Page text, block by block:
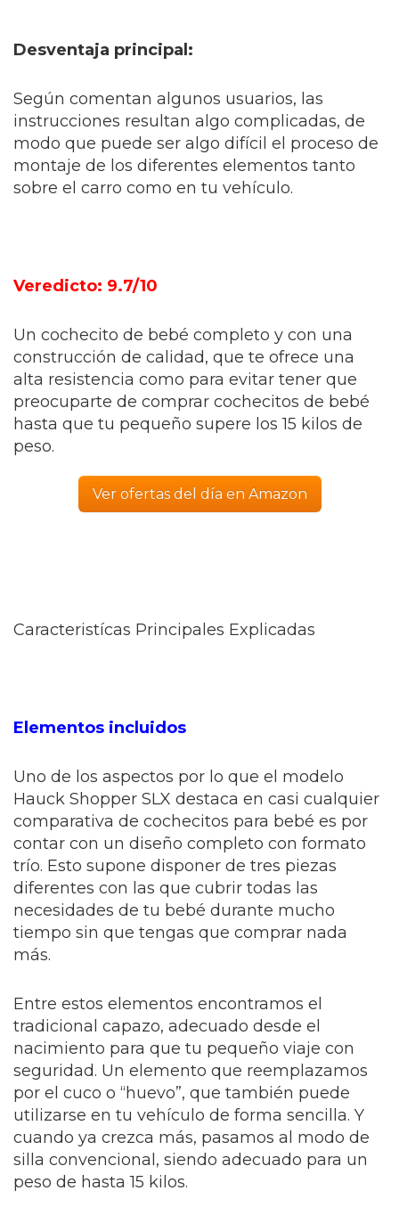
Desventaja principal:
Según comentan algunos usuarios, las
instrucciones resultan algo complicadas, de
modo que puede ser algo difícil el proceso de
montaje de los diferentes elementos tanto
sobre el carro como en tu vehículo.
Veredicto: 9.7/10
Un cochecito de bebé completo y con una
construcción de calidad, que te ofrece una
alta resistencia como para evitar tener que
preocuparte de comprar cochecitos de bebé
hasta que tu pequeño supere los 15 kilos de
peso.
Ver ofertas del día en Amazon
Caracteristícas Principales Explicadas
Elementos incluidos
Uno de los aspectos por lo que el modelo
Hauck Shopper SLX destaca en casi cualquier
comparativa de cochecitos para bebé es por
contar con un diseño completo con formato
trío. Esto supone disponer de tres piezas
diferentes con las que cubrir todas las
necesidades de tu bebé durante mucho
tiempo sin que tengas que comprar nada
más.
Entre estos elementos encontramos el
tradicional capazo, adecuado desde el
nacimiento para que tu pequeño viaje con
seguridad. Un elemento que reemplazamos
por el cuco o “huevo”, que también puede
utilizarse en tu vehículo de forma sencilla. Y
cuando ya crezca más, pasamos al modo de
silla convencional, siendo adecuado para un
peso de hasta 15 kilos.